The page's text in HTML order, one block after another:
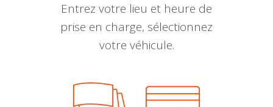
Entrez votre lieu et heure de
prise en charge, sélectionnez
votre véhicule.